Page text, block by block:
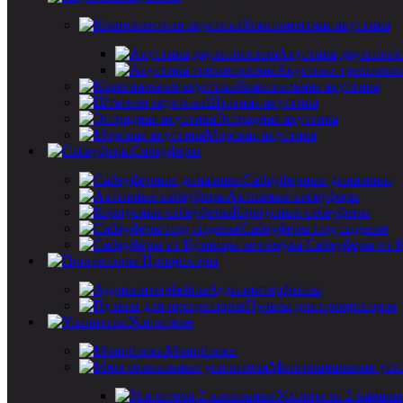
Компонентная акустика
Акустика
Акустика
Коаксиальная акустика
Штатная акустика
Эстрадная акустика
Морская акустика
Сабвуферы
Сабвуферные динамики
Активные сабвуферы
Корпусные сабвуферы
Сабвуферы под сиденье
Сабвуферы от
Процессоры
Аудиоинтерфейсы
Пульты для процессоров
Усилители
Моноблоки
Многоканальные
Усилители 2-